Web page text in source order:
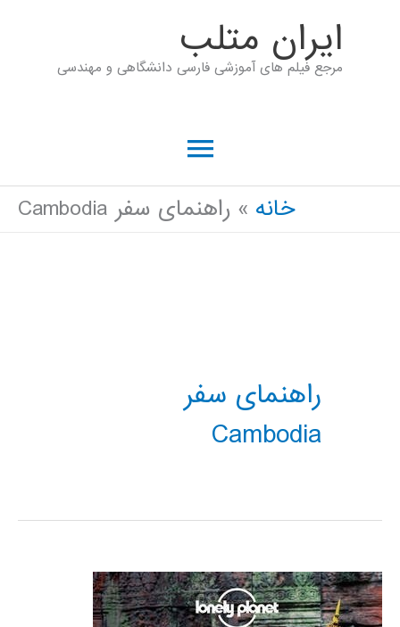
ايران متلب
مرجع فیلم های آموزشی فارسی دانشگاهی و مهندسی
فهرست
اصلی
خانه راهنمای سفر Cambodia
راهنمای سفر
Cambodia